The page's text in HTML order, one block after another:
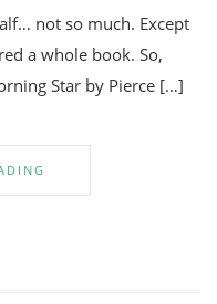
not so much. Except
a whole book. So,
Star by Pierce […]